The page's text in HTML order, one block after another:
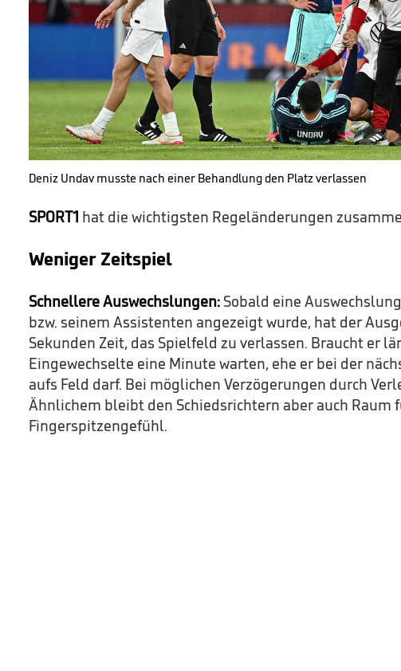
Deniz Undav musste nach einer Behandlung den Platz verlassen
SPORT1 hat die wichtigsten Regeländerungen
Weniger Zeitspiel
Schnellere Auswechslungen: Sobald eine
bzw. seinem Assistenten angezeigt wurde, hat der
Sekunden Zeit, das Spielfeld zu verlassen. Braucht er
Eingewechselte eine Minute warten, ehe er bei der
aufs Feld darf. Bei möglichen Verzögerungen durch
Ähnlichem bleibt den Schiedsrichtern aber auch Raum
Fingerspitzengefühl.